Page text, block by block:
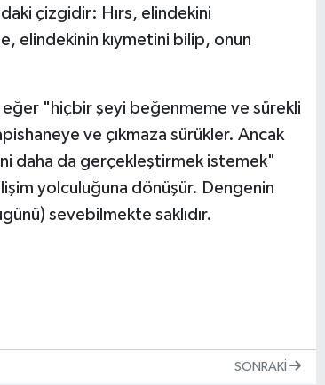
çizgidir: Hırs, elindekini
elindekinin kıymetini bilip, onun
"hiçbir şeyi beğenmeme ve sürekli
ve çıkmaza sürükler. Ancak
daha da gerçekleştirmek istemek"
yolculuğuna dönüşür. Dengenin
sevebilmekte saklıdır.
SONRAKI